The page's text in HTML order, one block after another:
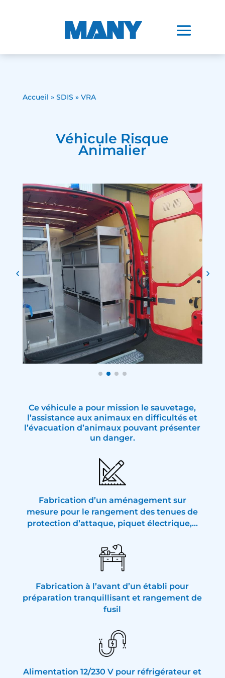
Accueil » SDIS » VRA
Véhicule Risque
Animalier
Ce véhicule a pour mission le sauvetage,
l’assistance aux animaux en difficultés et
l’évacuation d’animaux pouvant présenter
un danger.
Fabrication d’un aménagement sur
mesure pour le rangement des tenues de
protection d’attaque, piquet électrique,…
Fabrication à l’avant d’un établi pour
préparation tranquillisant et rangement de
fusil
Alimentation 12/230 V pour réfrigérateur et